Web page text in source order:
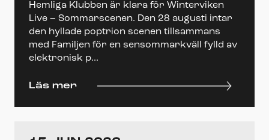
Hemliga Klubben är klara för Winterviken
Live – Sommarscenen. Den 28 augusti intar
den hyllade poptrion scenen tillsammans
med Familjen för en sensommarkväll fylld av
elektronisk p...
Läs mer